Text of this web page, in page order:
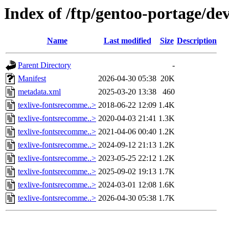
Index of /ftp/gentoo-portage/
Name Last modified Size Description
Parent Directory
-
Manifest
2026-04-30 05:38 20K
metadata.xml
2025-03-20 13:38
460
texlive-fontsrecomme..> 2018-06-22 12:09 1.4K
texlive-fontsrecomme..> 2020-04-03 21:41 1.3K
texlive-fontsrecomme..> 2021-04-06 00:40 1.2K
texlive-fontsrecomme..> 2024-09-12 21:13 1.2K
texlive-fontsrecomme..> 2023-05-25 22:12 1.2K
texlive-fontsrecomme..> 2025-09-02 19:13 1.7K
texlive-fontsrecomme..> 2024-03-01 12:08 1.6K
texlive-fontsrecomme..> 2026-04-30 05:38 1.7K